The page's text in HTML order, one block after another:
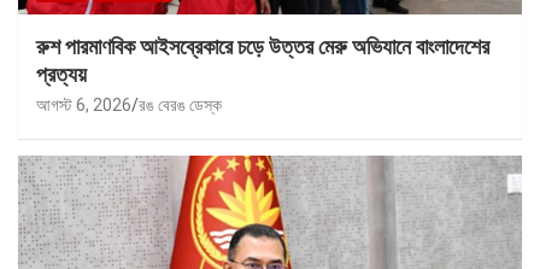
রুশ পারমাণবিক আইসব্রেকারে চড়ে উত্তর মেরু অভিযানে বাংলাদেশের
প্রত্যয়
আগস্ট 6, 2026 রঙ বেরঙ ডেস্ক